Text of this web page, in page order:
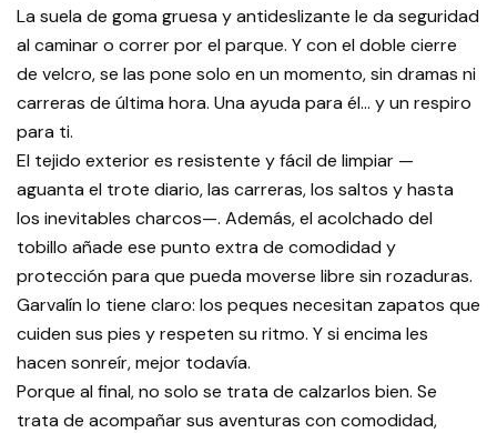
La suela de goma gruesa y antideslizante le da seguridad
al caminar o correr por el parque. Y con el doble cierre
de velcro, se las pone solo en un momento, sin dramas ni
carreras de última hora. Una ayuda para él… y un respiro
para ti.
El tejido exterior es resistente y fácil de limpiar —
aguanta el trote diario, las carreras, los saltos y hasta
los inevitables charcos—. Además, el acolchado del
tobillo añade ese punto extra de comodidad y
protección para que pueda moverse libre sin rozaduras.
Garvalín lo tiene claro: los peques necesitan zapatos que
cuiden sus pies y respeten su ritmo. Y si encima les
hacen sonreír, mejor todavía.
Porque al final, no solo se trata de calzarlos bien. Se
trata de acompañar sus aventuras con comodidad,